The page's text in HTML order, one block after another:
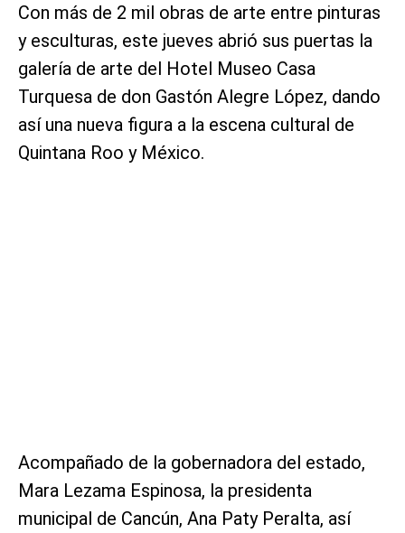
Con más de 2 mil obras de arte entre pinturas
y esculturas, este jueves abrió sus puertas la
galería de arte del Hotel Museo Casa
Turquesa de don Gastón Alegre López, dando
así una nueva figura a la escena cultural de
Quintana Roo y México.
Acompañado de la gobernadora del estado,
Mara Lezama Espinosa, la presidenta
municipal de Cancún, Ana Paty Peralta, así